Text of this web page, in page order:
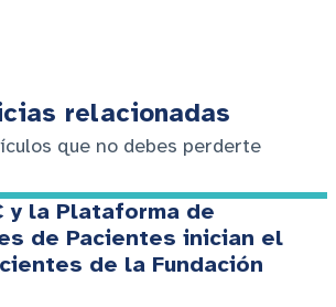
relacionadas
que no debes perderte
y la Plataforma de
de Pacientes inician el
de la Fundación